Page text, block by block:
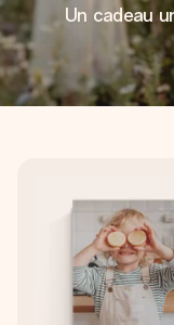
Un cadeau